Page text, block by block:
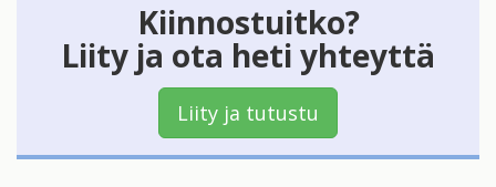
Kiinnostuitko?
Liity ja ota heti yhteyttä
Liity ja tutustu